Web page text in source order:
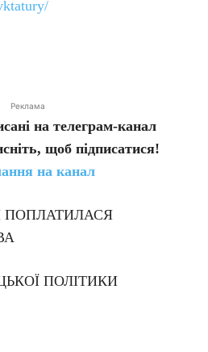
Реклама
на телеграм-канал
щоб підписатися!
на канал
ПОПЛАТИЛАСЯ
ПОЛІТИКИ